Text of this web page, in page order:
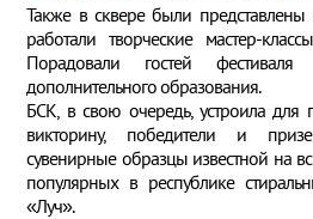
Также в сквере были представлены
работали творческие мастер-
Порадовали гостей
дополнительного образования.
БСК, в свою очередь, устроила для
викторину, победители и
сувенирные образцы известной на
популярных в республике
«Луч».